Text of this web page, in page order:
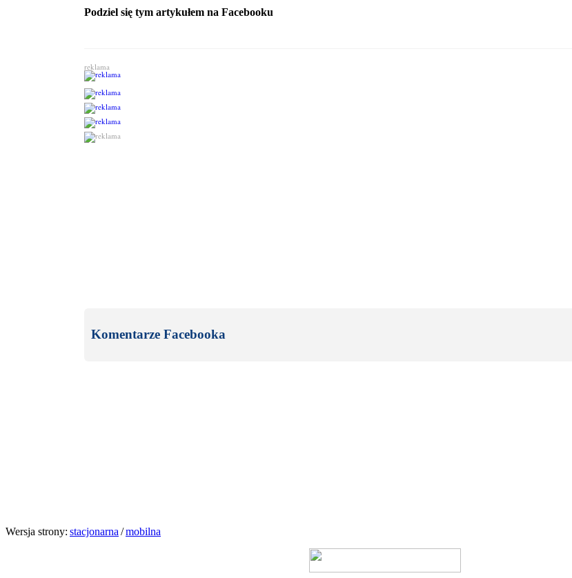
Podziel się tym artykułem na Facebooku
reklama
Komentarze Facebooka
Wersja strony: stacjonarna /mobilna